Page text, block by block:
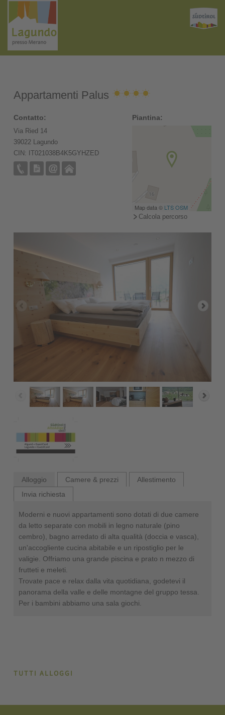
Appartamenti Palus
Contatto:
Via Ried 14
39022 Lagundo
CIN: IT021038B4K5GYHZED
Piantina:
Map data © LTS OSM
Calcola percorso
Alloggio Camere & prezzi
Allestimento
Invia richiesta
Moderni e nuovi appartamenti sono dotati di due camere
da letto separate con mobili in legno naturale (pino
cembro), bagno arredato di alta qualità (doccia e vasca),
un'accogliente cucina abitabile e un ripostiglio per le
valigie. Offriamo una grande piscina e prato n mezzo di
frutteti e meleti.
Trovate pace e relax dalla vita quotidiana, godetevi il
panorama della valle e delle montagne del gruppo tessa.
Per i bambini abbiamo una sala giochi.
TUTTI ALLOGGI